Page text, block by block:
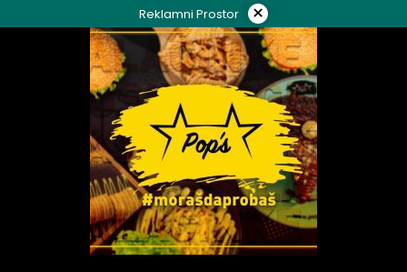
to
Reklamni Prostor ×